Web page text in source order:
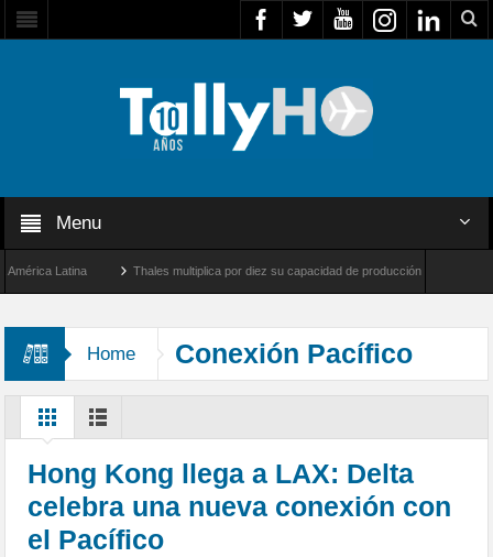
Menu
Latina Thales multiplica por diez su capacidad de producción de radares en
Home Conexión Pacífico
Hong Kong llega a LAX: Delta
celebra una nueva conexión con
el Pacífico